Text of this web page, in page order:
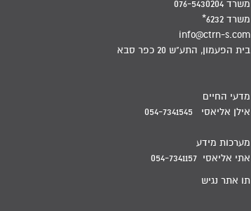
משרד 076-5430204
משרד 6232*
info@ctrn-s.com
בית הפעמון, התע"ש 20 כפר סבא
מדעי החיים
אילן אליאסי 054-7341545
מערכות מידע
אתי אליאסי 054-7341157
תו אתר נגיש